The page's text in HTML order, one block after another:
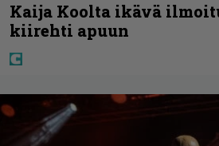
Kaija Koolta ikävä
kiirehti apuun